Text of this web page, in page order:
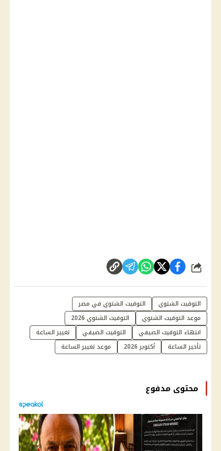
شارك
التوقيت الشتوي
التوقيت الشتوي في مصر
موعد التوقيت الشتوي
التوقيت الشتوي 2026
انتهاء التوقيت الصيفي
التوقيت الصيفي
تغيير الساعة
تأخير الساعة
أكتوبر 2026 موعد تغيير الساعة
محتوى مدفوع